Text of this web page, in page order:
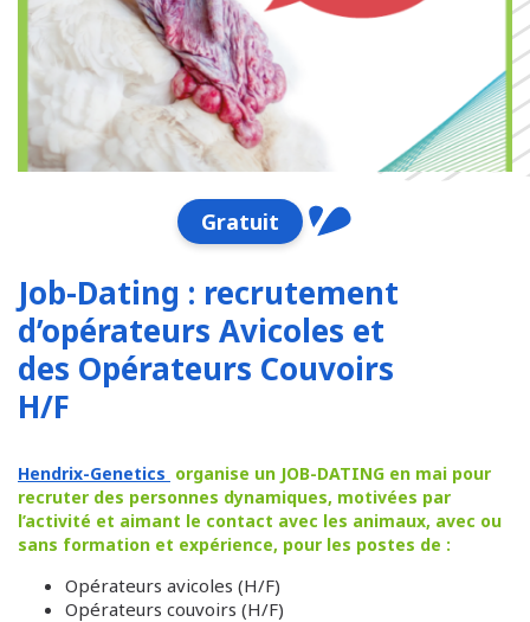
Gratuit
Job-Dating : recrutement
d’opérateurs Avicoles et
des Opérateurs Couvoirs
H/F
Hendrix-Genetics organise un JOB-DATING en mai pour
recruter des personnes dynamiques, motivées par
l’activité et aimant le contact avec les animaux, avec ou
sans formation et expérience, pour les postes de :
Opérateurs avicoles (H/F)
Opérateurs couvoirs (H/F)